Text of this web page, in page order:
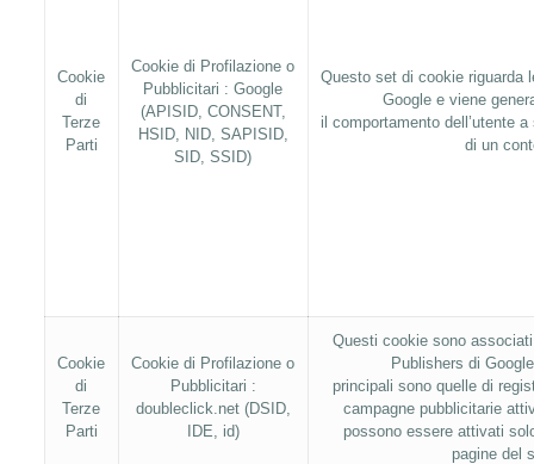
Cookie
di
Terze
Parti
Cookie di Profilazione o
Pubblicitari : Google
(APISID, CONSENT,
HSID, NID, SAPISID,
SID, SSID)
Questo set di cookie riguarda
Google e viene
il comportamento dell’utente
di un
Cookie
di
Terze
Parti
Cookie di Profilazione o
Pubblicitari :
doubleclick.net (DSID,
IDE, id)
Questi cookie sono
Publishers di
principali sono quelle di
campagne pubblicitarie
possono essere attivati
pagine del